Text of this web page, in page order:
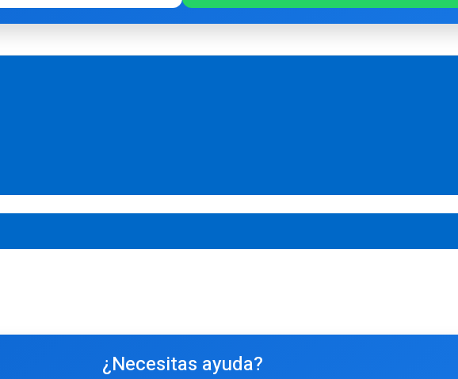
¿Necesitas ayuda?